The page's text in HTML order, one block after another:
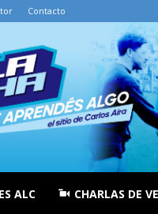
Contacto
ALC CHARLAS DE